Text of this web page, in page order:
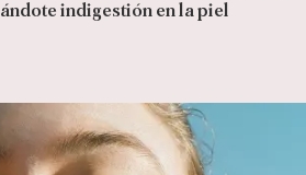
indigestión en la piel